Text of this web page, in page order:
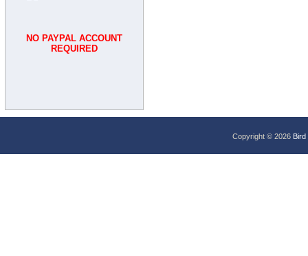
NO PAYPAL ACCOUNT
REQUIRED
Copyright © 2026